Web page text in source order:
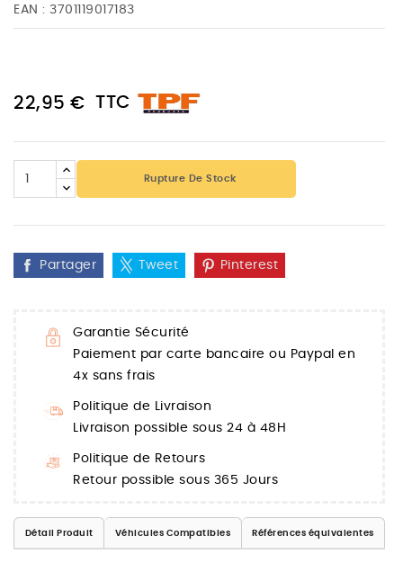
EAN : 3701119017183
22,95 € TTC
Rupture De Stock
Partager Tweet Pinterest
Garantie Sécurité
Paiement par carte bancaire ou Paypal en
4x sans frais
Politique de Livraison
Livraison possible sous 24 à 48H
Politique de Retours
Retour possible sous 365 Jours
Détail Produit Véhicules Compatibles Références équivalentes